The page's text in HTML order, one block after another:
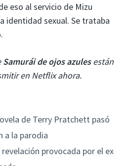
eso al servicio de Mizu
identidad sexual. Se trataba
Samurái de ojos azulesestán
en Netflix ahora.
de Terry Pratchett pasó
a la parodia
provocada por el ex